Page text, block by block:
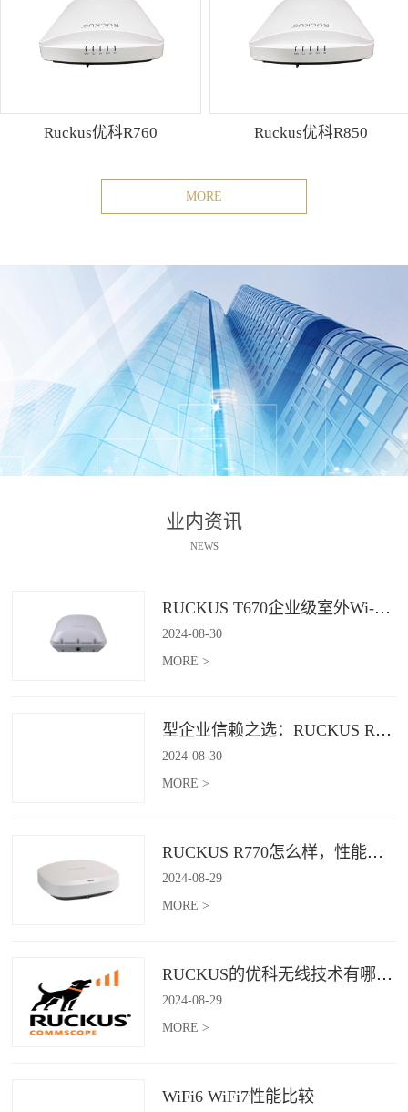
Ruckus优科R760 Ruckus优科R850
MORE
业内资讯
NEWS
RUCKUS T670企业级室外Wi-Fi 7解决方案：挑战室外环境，畅享高性能连接
2024-08-30
MORE >
型企业信赖之选：RUCKUS R760，安全稳定的Wi-Fi解决方案
2024-08-30
MORE >
RUCKUS R770怎么样，性能怎么样，好用吗？
2024-08-29
MORE >
RUCKUS的优科无线技术有哪些优缺点？
2024-08-29
MORE >
WiFi6 WiFi7性能比较